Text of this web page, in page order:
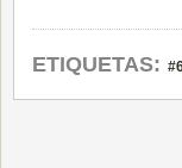
ETIQUETAS: